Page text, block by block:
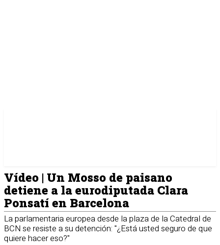
Vídeo | Un Mosso de paisano
detiene a la eurodiputada Clara
Ponsatí en Barcelona
La parlamentaria europea desde la plaza de la Catedral de
BCN se resiste a su detención: "¿Está usted seguro de que
quiere hacer eso?"